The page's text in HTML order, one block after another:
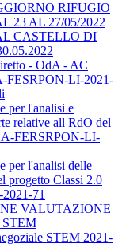
RIFUGIO
23 AL 27/05/2022
CASTELLO DI
- OdA - AC
FESRPON-LI-2021-
per l'analisi e
relative all RdO del
FERSRPON-LI-
per l'analisi delle
progetto Classi 2.0
71
VALUTAZIONE
STEM
STEM 2021-